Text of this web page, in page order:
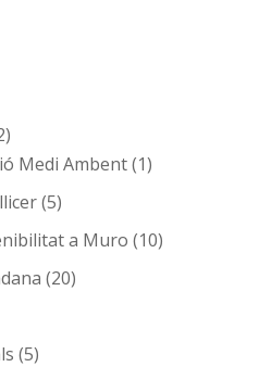
Medi Ambent(1)
(5)
a Muro (10)
(20)
(5)